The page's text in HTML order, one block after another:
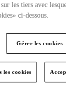
Kors
et les combinant
ajusté,
les tiers avec
ci-dessous.
Gérer les cookies
les cookies